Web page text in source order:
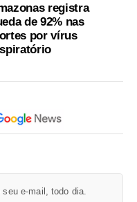
registra
de 92% nas
por vírus
seu e-mail, todo dia.